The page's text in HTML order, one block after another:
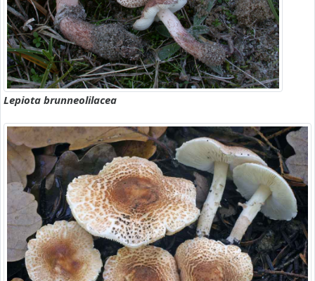
Lepiota brunneolilacea